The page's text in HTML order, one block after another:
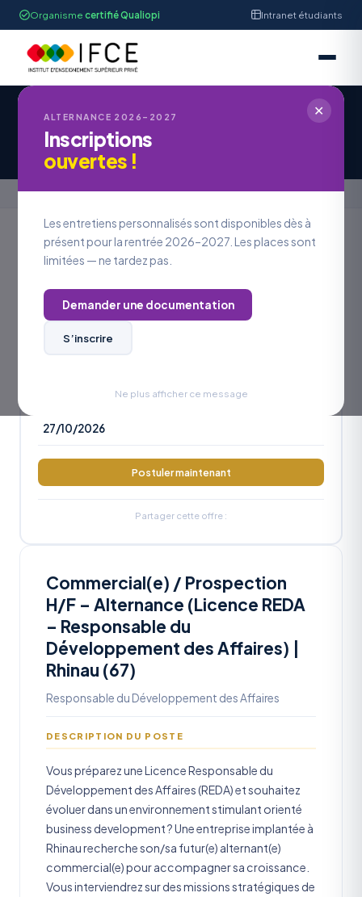
Organisme certifié Qualiopi Intranet étudiants
✕
ALTERNANCE 2026–2027
Inscriptions
ouvertes !
Les entretiens personnalisés sont disponibles dès à
présent pour la rentrée 2026–2027. Les places sont
limitées — ne tardez pas.
Demander une documentation
S’inscrire
Ne plus afficher ce message
IFCE STRASBOURG
Offre d'Emploi #OE2026-1081
Accueil › Offres en alternance › Offre d'Emploi #OE2026-1081
Retour aux offres
Commercial(e) / Prospection
H/F – Alternance (Licence REDA
– Responsable du
Développement des Affaires) |
Rhinau (67)
Responsable du Développement des Affaires
DESCRIPTION DU POSTE
Vous préparez une Licence Responsable du
Développement des Affaires (REDA) et souhaitez
évoluer dans un environnement stimulant orienté
business development ? Une entreprise implantée à
Rhinau recherche son/sa futur(e) alternant(e)
commercial(e) pour accompagner sa croissance.
Vous interviendrez sur des missions stratégiques de
LOCALISATION
ALSACE
27/10/2026
Postuler maintenant
Partager cette offre :